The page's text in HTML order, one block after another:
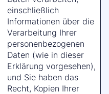
einschließlich
Informationen über die
Verarbeitung Ihrer
personenbezogenen
Daten (wie in dieser
Erklärung vorgesehen),
und Sie haben das
Recht, Kopien Ihrer